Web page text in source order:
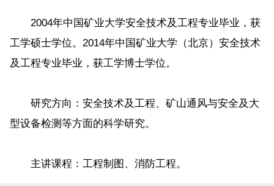
2004年中国矿业大学安全技术及工程专业毕业，获
工学硕士学位。2014年中国矿业大学（北京）安全技术
及工程专业毕业，获工学博士学位。
研究方向：安全技术及工程、矿山通风与安全及大
型设备检测等方面的科学研究。
主讲课程：工程制图、消防工程。